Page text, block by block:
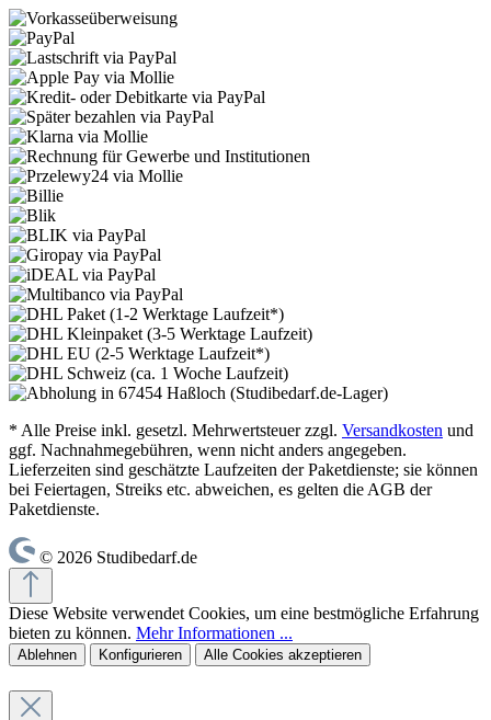
* Alle Preise inkl. gesetzl. Mehrwertsteuer zzgl. Versandkosten und
ggf. Nachnahmegebühren, wenn nicht anders angegeben.
Lieferzeiten sind geschätzte Laufzeiten der Paketdienste; sie können
bei Feiertagen, Streiks etc. abweichen, es gelten die AGB der
Paketdienste.
© 2026 Studibedarf.de
Diese Website verwendet Cookies, um eine bestmögliche Erfahrung
bieten zu können. Mehr Informationen ...
Ablehnen Konfigurieren Alle Cookies akzeptieren